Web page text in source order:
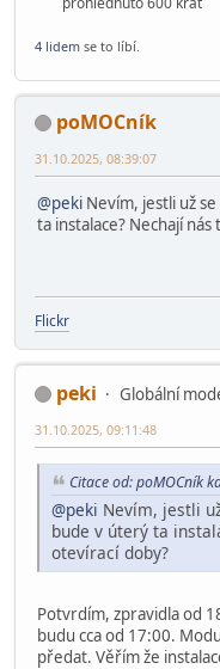
4 lidem se to líbí.
poMOCník
31.10.2025, 08:39:07
@peki Nevím, jestli už
ta instalace? Nechají
Flickr
peki
Globální
31.10.2025, 09:11:48
Citace od: poMOCník
@peki Nevím, jestli
bude v úterý ta
otevírací doby?
Potvrdím, zpravidla od
budu cca od 17:00.
předat. Věřím že